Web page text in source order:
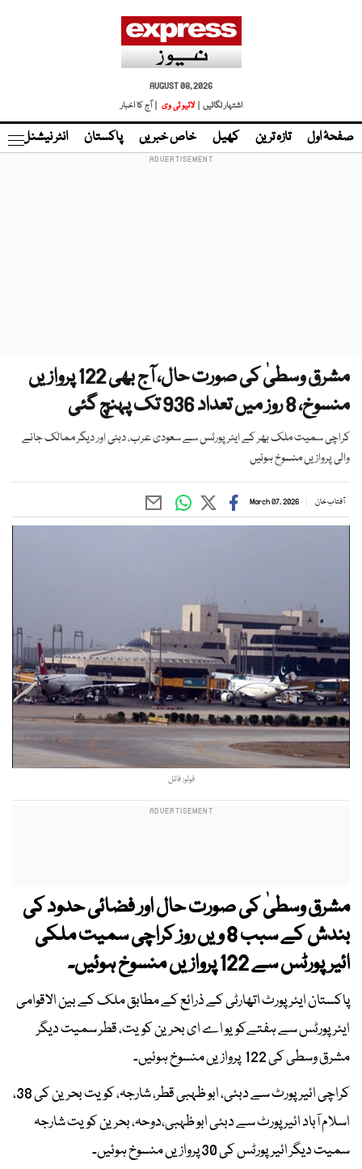
AUGUST 08, 2026
اشتہار لگائیں |
لائیو ٹی وی | آج کا اخبار
صفحۂ اول تازہ ترین کھیل خاص خبریں پاکستان انٹر نیشنل
مشرق وسطیٰ کی صورت حال، آج بھی 122 پروازیں
منسوخ، 8 روز میں تعداد 936 تک پہنچ گئی
کراچی سمیت ملک بھر کے ایئرپورٹس سے سعودی عرب، دبئی اور دیگر ممالک جانے
والی پروازیں منسوخ ہوئیں
آفتاب خان March 07, 2026
فوٹو: فائل
مشرق وسطیٰ کی صورت حال اور فضائی حدود کی
بندش کے سبب 8 ویں روز کراچی سمیت ملکی
ائیرپورٹس سے 122 پروازیں منسوخ ہوئیں۔
پاکستان ایئرپورٹ اتھارٹی کے ذرائع کے مطابق ملک کے بین الاقوامی
ایئرپورٹس سے ہفتےکویو اے ای بحرین کویت، قطر سمیت دیگر
مشرق وسطی کی 122 پروازیں منسوخ ہوئیں۔
کراچی ائیرپورٹ سے دبئی، ابو ظہبی قطر، شارجہ، کویت بحرین کی 38،
اسلام آباد ائیر پورٹ سے دبئی ابو ظہبی،دوحہ، بحرین کویت شارجہ
سمیت دیگر ائیرپورٹس کی 30 پروازیں منسوخ ہوئیں۔